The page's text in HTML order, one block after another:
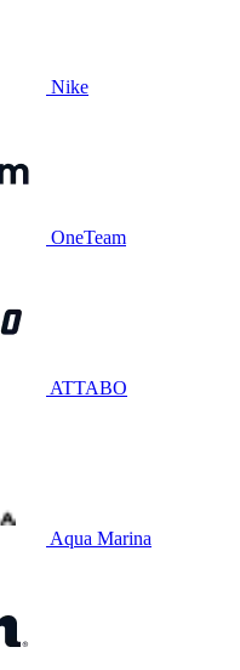
Nike
OneTeam
ATTABO
Aqua Marina